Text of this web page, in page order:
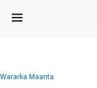
Wararka Maanta